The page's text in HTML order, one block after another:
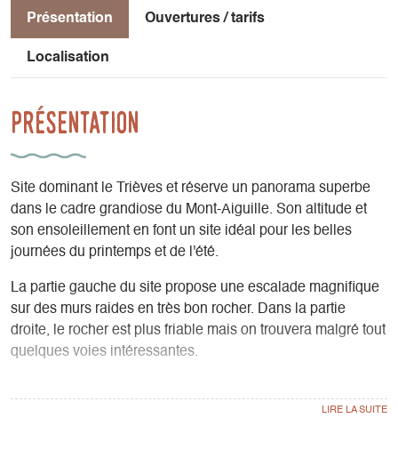
Présentation Ouvertures / tarifs
Localisation
Présentation
Site dominant le Trièves et réserve un panorama superbe
dans le cadre grandiose du Mont-Aiguille. Son altitude et
son ensoleillement en font un site idéal pour les belles
journées du printemps et de l'été.
La partie gauche du site propose une escalade magnifique
sur des murs raides en très bon rocher. Dans la partie
droite, le rocher est plus friable mais on trouvera malgré tout
quelques voies intéressantes.